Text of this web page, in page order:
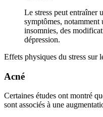
Le stress peut entraîner
symptômes, notamment
insomnies, des
dépression.
Effets physiques du stress sur
Acné
Certaines études ont montré
sont associés à une